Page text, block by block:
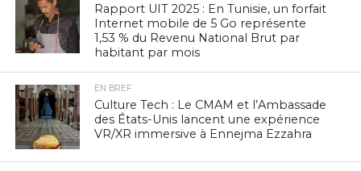
Rapport UIT 2025 : En Tunisie, un forfait
Internet mobile de 5 Go représente
1,53 % du Revenu National Brut par
habitant par mois
EN BREF
Culture Tech : Le CMAM et l’Ambassade
des États-Unis lancent une expérience
VR/XR immersive à Ennejma Ezzahra